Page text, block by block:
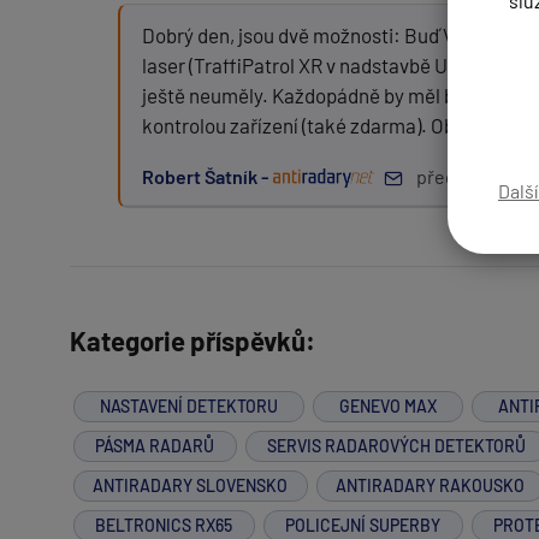
Zpráva:
Dobrý den, jsou dvě možnosti: Buď Vás
laser (TraffiPatrol XR v nadstavbě Unicam
ještě neuměly. Každopádně by měl být
kontrolou zařízení (také zdarma). Objednat se
Robert Šatník - před 10 roky
Kategorie příspěvků:
NASTAVENÍ DETEKTORU GENEVO MAX
PÁSMA RADARŮ
SERVIS RADAROVÝCH DETEKTORŮ
ANTIRADARY SLOVENSKO
ANTIRADARY RAKOUSKO
BELTRONICS RX65
POLICEJNÍ SUPERBY